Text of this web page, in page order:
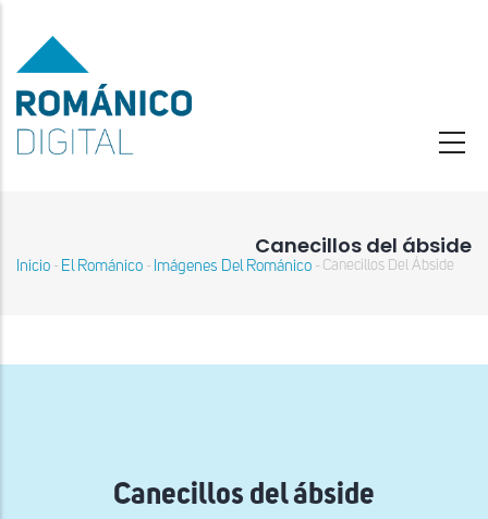
contenido
principal
Canecillos del ábside
Sobrescribir
navegación
Inicio - El Románico - Imágenes Del Románico - Canecillos Del Ábside
Canecillos del ábside